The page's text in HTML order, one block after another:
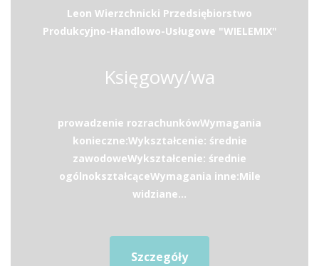
Leon Wierzchnicki Przedsiębiorstwo
Produkcyjno-Handlowo-Usługowe "WIELEMIX"
Księgowy/wa
prowadzenie rozrachunkówWymagania
konieczne:Wykształcenie: średnie
zawodoweWykształcenie: średnie
ogólnokształcąceWymagania inne:Mile
widziane...
Szczegóły